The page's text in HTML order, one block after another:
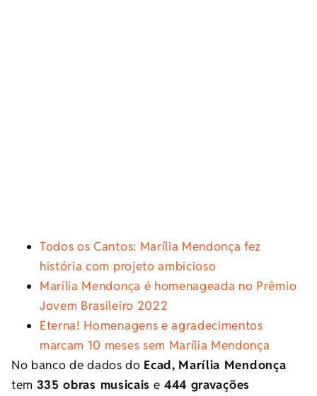
Todos os Cantos: Marília Mendonça fez
história com projeto ambicioso
Marília Mendonça é homenageada no Prêmio
Jovem Brasileiro 2022
Eterna! Homenagens e agradecimentos
marcam 10 meses sem Marília Mendonça
No banco de dados do Ecad, Marília Mendonça
tem 335 obras musicais e 444 gravações